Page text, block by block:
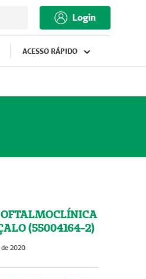
Login
ACESSO RÁPIDO
(55004164-2)
2020